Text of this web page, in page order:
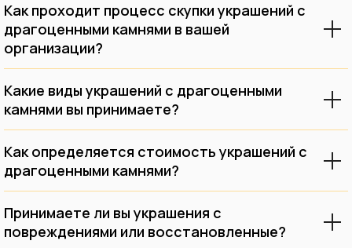
Как проходит процесс скупки украшений с
драгоценными камнями в вашей
организации?
Какие виды украшений с драгоценными
камнями вы принимаете?
Как определяется стоимость украшений с
драгоценными камнями?
Принимаете ли вы украшения с
повреждениями или восстановленные?
Обращаясь к нам, Вы получаете
гарантию честной, прозрачной и
безопасной сделки.
Мы покупаем как импортные, так и
отечественные изделия, имеющие
клеймо или без него.
В нашем центральном офисе есть
профессиональное оборудование для